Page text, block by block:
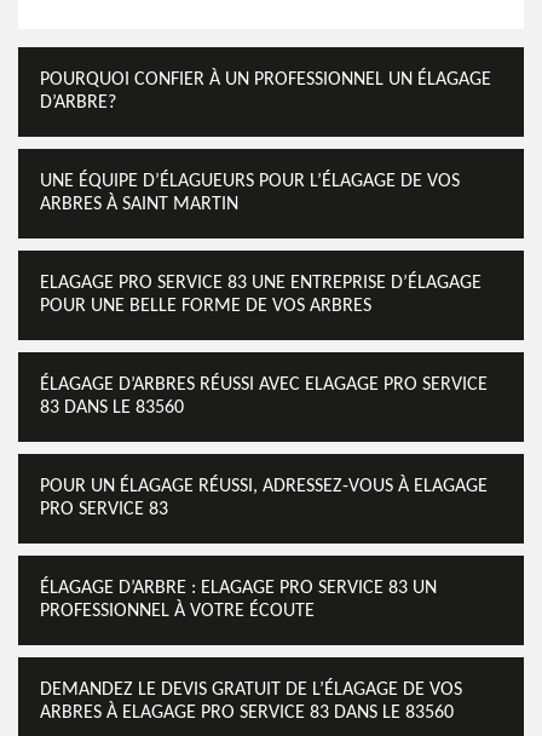
POURQUOI CONFIER À UN PROFESSIONNEL UN ÉLAGAGE
D’ARBRE?
UNE ÉQUIPE D’ÉLAGUEURS POUR L’ÉLAGAGE DE VOS
ARBRES À SAINT MARTIN
ELAGAGE PRO SERVICE 83 UNE ENTREPRISE D’ÉLAGAGE
POUR UNE BELLE FORME DE VOS ARBRES
ÉLAGAGE D’ARBRES RÉUSSI AVEC ELAGAGE PRO SERVICE
83 DANS LE 83560
POUR UN ÉLAGAGE RÉUSSI, ADRESSEZ-VOUS À ELAGAGE
PRO SERVICE 83
ÉLAGAGE D’ARBRE : ELAGAGE PRO SERVICE 83 UN
PROFESSIONNEL À VOTRE ÉCOUTE
DEMANDEZ LE DEVIS GRATUIT DE L’ÉLAGAGE DE VOS
ARBRES À ELAGAGE PRO SERVICE 83 DANS LE 83560